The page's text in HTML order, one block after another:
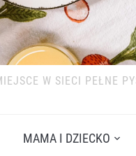
W SIECI PEŁNE
MAMA I DZIECKO